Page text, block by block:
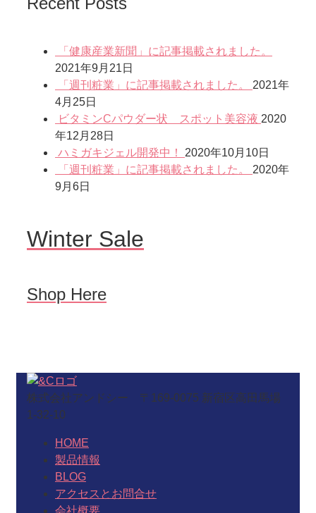
「健康産業新聞」に記事掲載されました。
2021年9月21日
「週刊粧業」に記事掲載されました。 2021年
4月25日
ビタミンCパウダー状 スポット美容液 2020
年12月28日
ハミガキジェル開発中！ 2020年10月10日
「週刊粧業」に記事掲載されました。 2020年
9月6日
Winter Sale
Shop Here
株式会社アンドシー 〒169-0075 新宿区高田馬場
1-32-10
HOME
製品情報
BLOG
アクセスとお問合せ